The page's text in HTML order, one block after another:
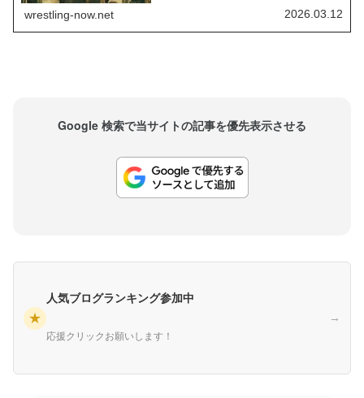
日本のファンにとっては悲しい出来事ですが、フ
ィンレーにとっては合理的な判断だったようで
wrestling-now.net 2026.03.12
Google 検索で当サイトの記事を優先表示させる
★
人気ブログランキング参加中
応援クリックお願いします！
→